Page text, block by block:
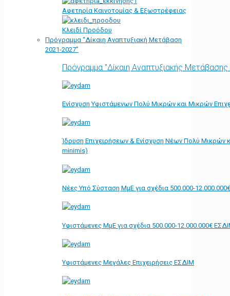
Αφετηρία Kαινοτομίας & Εξωστρέφειας
Κλειδί Προόδου
Πρόγραμμα “Δίκαιη Αναπτυξιακή Μετάβαση
2021-2027”
Πρόγραμμα "Δίκαιη Αναπτυξιακής
Ενίσχυση Υφιστάμενων Πολύ Μικρών και Μικρών
Ίδρυση Επιχειρήσεων & Ενίσχυση Νέων Πολύ Μικρών
minimis)
Νέες Υπό Σύσταση ΜμΕ για σχέδια 500.000-
Υφιστάμενες ΜμΕ για σχέδια 500.000-12.000.000€
Υφιστάμενες Μεγάλες Επιχειρήσεις ΕΣΔΙΜ